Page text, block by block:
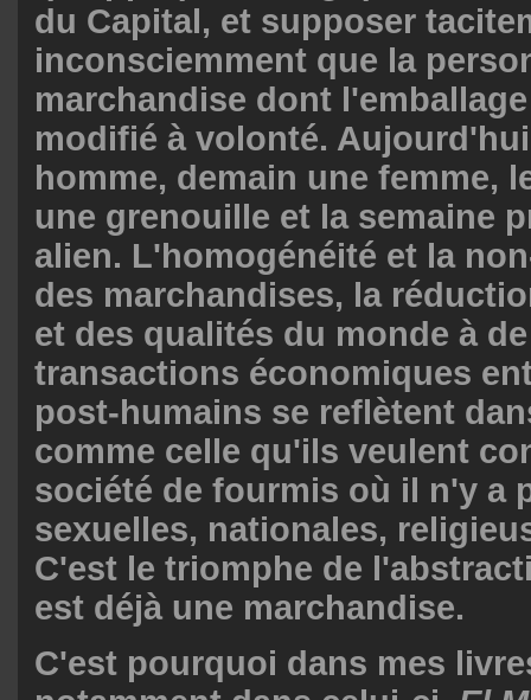
du Capital, et supposer
inconsciemment que la
marchandise dont
modifié à volonté.
homme, demain une femme,
une grenouille et la semaine
alien. L'homogénéité et la
des marchandises, la
et des qualités du monde à
transactions économiques
post-humains se reflètent
comme celle qu'ils veulent
société de fourmis où il n'y a
sexuelles, nationales,
C'est le triomphe de
est déjà une marchandise.
C'est pourquoi dans mes